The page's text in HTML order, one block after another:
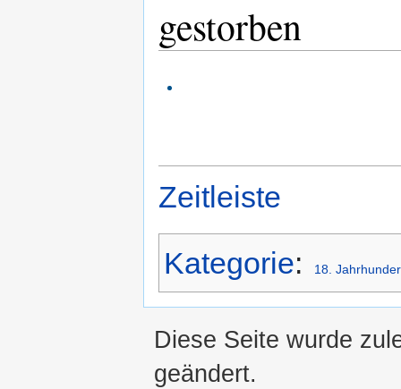
gestorben
Zeitleiste
Kategorie: 18.
Diese Seite wurde
geändert.